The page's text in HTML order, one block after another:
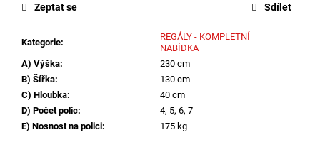
Kategorie:
REGÁLY - KOMPLETNÍ
NABÍDKA
A) Výška:
230 cm
B) Šířka:
130 cm
C) Hloubka:
40 cm
D) Počet polic:
4, 5, 6, 7
E) Nosnost na polici: 175 kg
Zeptat se Sdílet